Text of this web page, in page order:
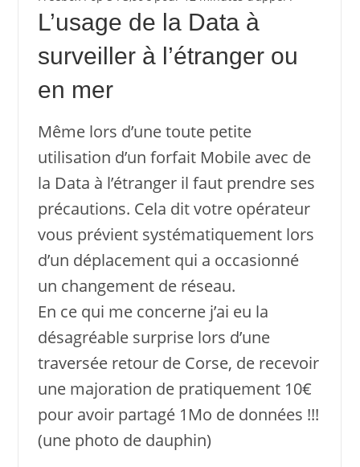
L’usage de la Data à
surveiller à l’étranger ou
en mer
Même lors d’une toute petite
utilisation d’un forfait Mobile avec de
la Data à l’étranger il faut prendre ses
précautions. Cela dit votre opérateur
vous prévient systématiquement lors
d’un déplacement qui a occasionné
un changement de réseau.
En ce qui me concerne j’ai eu la
désagréable surprise lors d’une
traversée retour de Corse, de recevoir
une majoration de pratiquement 10€
pour avoir partagé 1Mo de données !!!
(une photo de dauphin)